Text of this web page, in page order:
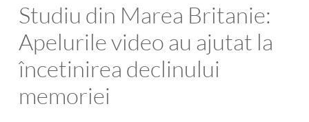
Studiu din Marea Britanie:
Apelurile video au ajutat la
încetinirea declinului
memoriei